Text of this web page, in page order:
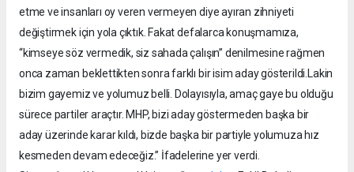
etme ve insanları oy veren vermeyen diye ayıran zihniyeti
değiştirmek için yola çıktık. Fakat defalarca konuşmamıza,
“kimseye söz vermedik, siz sahada çalışın” denilmesine rağmen
onca zaman beklettikten sonra farklı bir isim aday gösterildi.Lakin
bizim gayemiz ve yolumuz belli. Dolayısıyla, amaç gaye bu olduğu
sürece partiler araçtır. MHP, bizi aday göstermeden başka bir
aday üzerinde karar kıldı, bizde başka bir partiyle yolumuza hız
kesmeden devam edeceğiz.” İfadelerine yer verdi.